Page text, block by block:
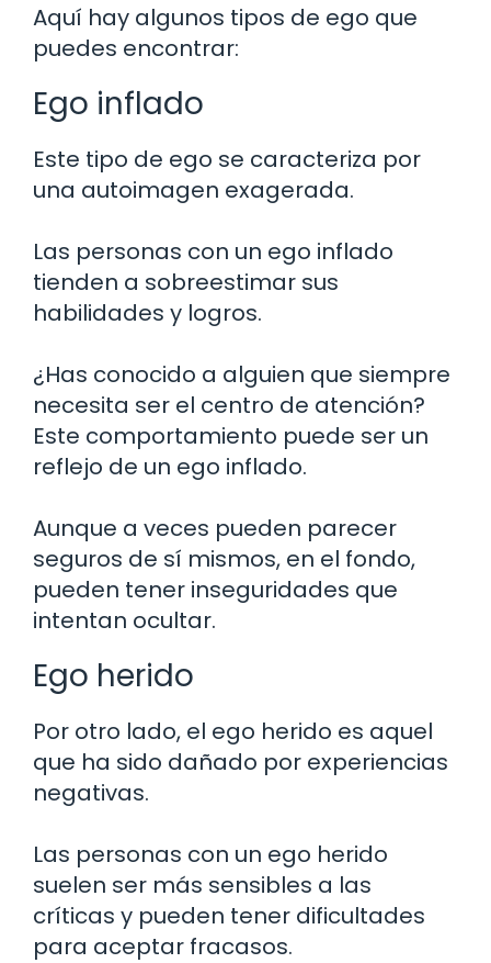
Aquí hay algunos tipos de ego que
puedes encontrar:
Ego inflado
Este tipo de ego se caracteriza por
una autoimagen exagerada.
Las personas con un ego inflado
tienden a sobreestimar sus
habilidades y logros.
¿Has conocido a alguien que siempre
necesita ser el centro de atención?
Este comportamiento puede ser un
reflejo de un ego inflado.
Aunque a veces pueden parecer
seguros de sí mismos, en el fondo,
pueden tener inseguridades que
intentan ocultar.
Ego herido
Por otro lado, el ego herido es aquel
que ha sido dañado por experiencias
negativas.
Las personas con un ego herido
suelen ser más sensibles a las
críticas y pueden tener dificultades
para aceptar fracasos.